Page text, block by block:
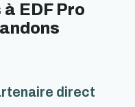
EDF Pro
direct